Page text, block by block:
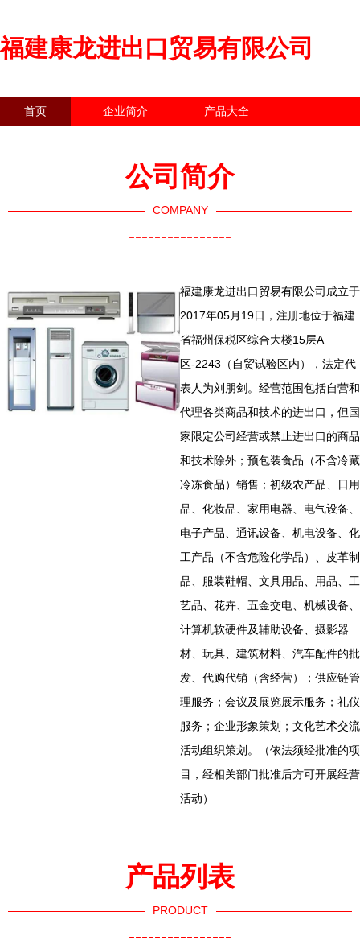
福建康龙进出口贸易有限公司
首页 企业简介 产品大全
公司简介
COMPANY
----------------
福建康龙进出口贸易有限公司成立于
2017年05月19日，注册地位于福建
省福州保税区综合大楼15层A
区-2243（自贸试验区内），法定代
表人为刘朋剑。经营范围包括自营和
代理各类商品和技术的进出口，但国
家限定公司经营或禁止进出口的商品
和技术除外；预包装食品（不含冷藏
冷冻食品）销售；初级农产品、日用
品、化妆品、家用电器、电气设备、
电子产品、通讯设备、机电设备、化
工产品（不含危险化学品）、皮革制
品、服装鞋帽、文具用品、用品、工
艺品、花卉、五金交电、机械设备、
计算机软硬件及辅助设备、摄影器
材、玩具、建筑材料、汽车配件的批
发、代购代销（含经营）；供应链管
理服务；会议及展览展示服务；礼仪
服务；企业形象策划；文化艺术交流
活动组织策划。（依法须经批准的项
目，经相关部门批准后方可开展经营
活动）
产品列表
PRODUCT
----------------